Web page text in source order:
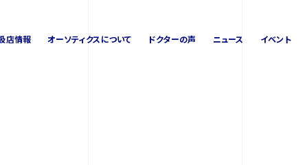
店情報 オーソティクスについて ドクターの声 ニュース イベント